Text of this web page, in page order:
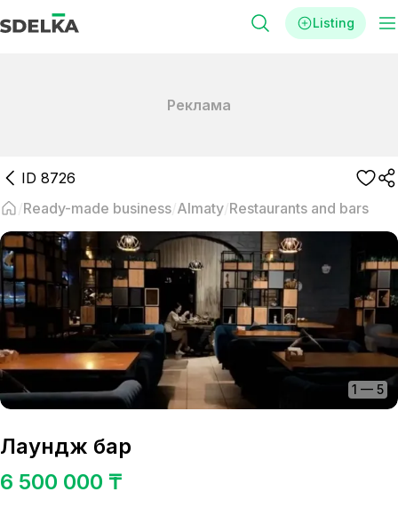
Listing
Реклама
ID 8726
Ready-made business Almaty Restaurants and bars
1 — 5
Лаундж бар
6 500 000 ₸